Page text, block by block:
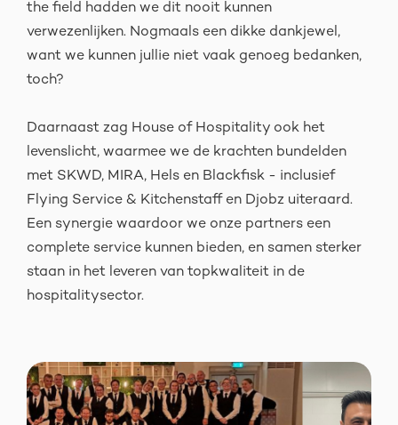
the field hadden we dit nooit kunnen
verwezenlijken. Nogmaals een dikke dankjewel,
want we kunnen jullie niet vaak genoeg bedanken,
toch?
Daarnaast zag House of Hospitality ook het
levenslicht, waarmee we de krachten bundelden
met SKWD, MIRA, Hels en Blackfisk - inclusief
Flying Service & Kitchenstaff en Djobz uiteraard.
Een synergie waardoor we onze partners een
complete service kunnen bieden, en samen sterker
staan in het leveren van topkwaliteit in de
hospitalitysector.